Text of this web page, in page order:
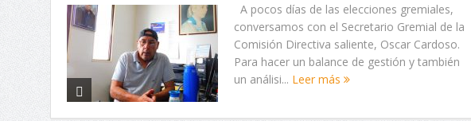
A pocos días de las elecciones gremiales,
conversamos con el Secretario Gremial de la
Comisión Directiva saliente, Oscar Cardoso.
Para hacer un balance de gestión y también
un análisi... Leer más